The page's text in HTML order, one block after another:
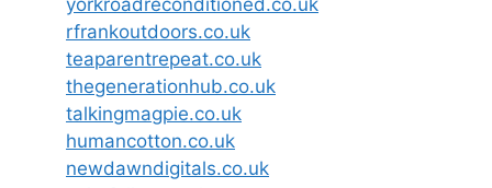
rfrankoutdoors.co.uk
teaparentrepeat.co.uk
thegenerationhub.co.uk
talkingmagpie.co.uk
humancotton.co.uk
newdawndigitals.co.uk